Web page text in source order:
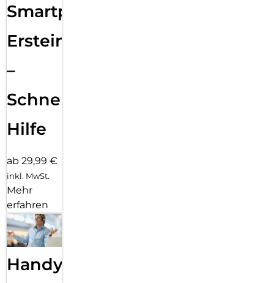
Smartphone
Ersteinrichtung
–
Schnelle
Hilfe
ab 29,99 €
inkl. MwSt.
Mehr
erfahren
Handy